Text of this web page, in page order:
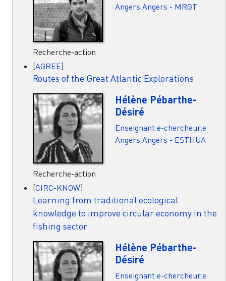
Angers Angers - MRGT
Recherche-action
[AGREE]
Routes of the Great Atlantic Explorations
Hélène Pébarthe-
Désiré
Enseignant.e-chercheur.e
Angers Angers - ESTHUA
Recherche-action
[CIRC-KNOW]
Learning from traditional ecological
knowledge to improve circular economy in the
fishing sector
Hélène Pébarthe-
Désiré
Enseignant.e-chercheur.e